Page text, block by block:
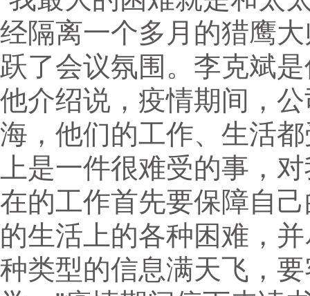
经隔离一个多月的猎鹰
跃了会议氛围。李克斌
他介绍说，疫情期间，
海，他们的工作、生活
上是一件很难受的事，
在的工作首先要保障自
的生活上的各种困难，
种类型的信息满天飞，